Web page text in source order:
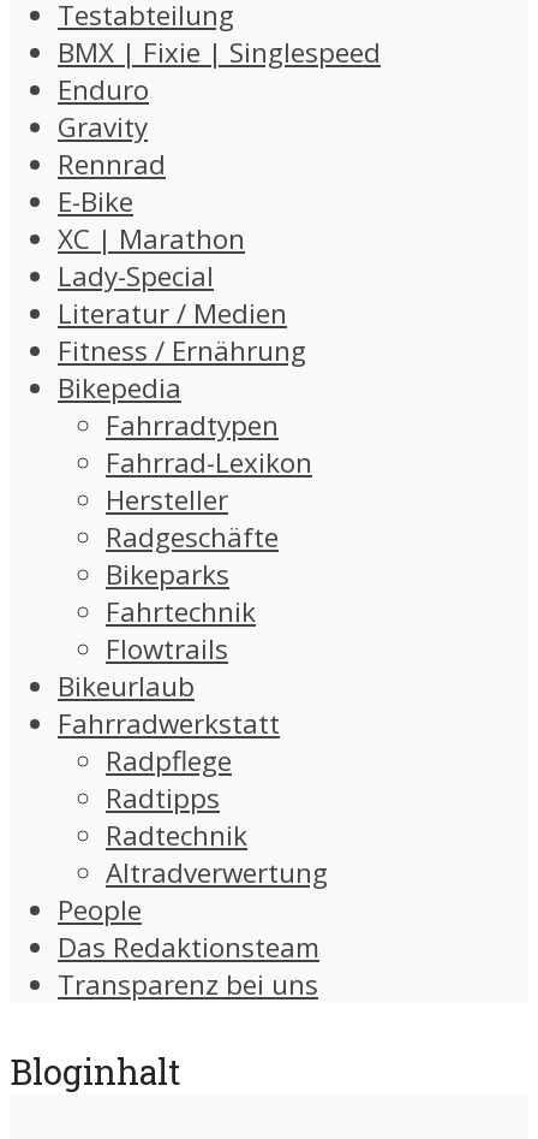
Testabteilung
BMX | Fixie | Singlespeed
Enduro
Gravity
Rennrad
E-Bike
XC | Marathon
Lady-Special
Literatur / Medien
Fitness / Ernährung
Bikepedia
Fahrradtypen
Fahrrad-Lexikon
Hersteller
Radgeschäfte
Bikeparks
Fahrtechnik
Flowtrails
Bikeurlaub
Fahrradwerkstatt
Radpflege
Radtipps
Radtechnik
Altradverwertung
People
Das Redaktionsteam
Transparenz bei uns
Bloginhalt